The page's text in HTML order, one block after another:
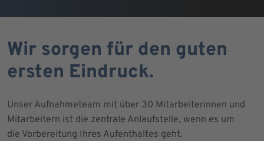
Wir sorgen für den guten
ersten Eindruck.
Unser Aufnahmeteam mit über 30 Mitarbeiterinnen und
Mitarbeitern ist die zentrale Anlaufstelle, wenn es um
die Vorbereitung Ihres Aufenthaltes geht.